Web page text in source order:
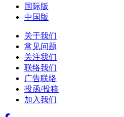
国际版
中国版
关于我们
常见问题
关注我们
联络我们
广告联络
投函/投稿
加入我们